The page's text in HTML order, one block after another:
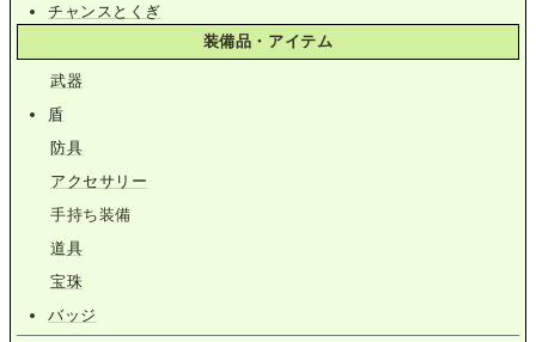
チャンスとくぎ
装備品・アイテム
武器
盾
防具
アクセサリー
手持ち装備
道具
宝珠
バッジ